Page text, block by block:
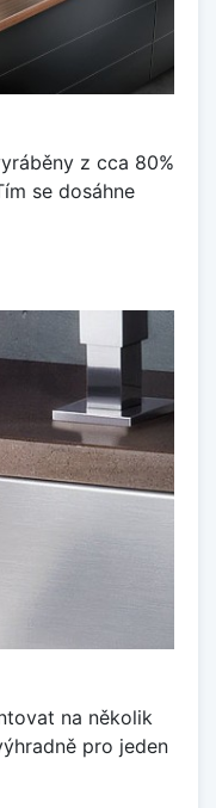
z cca 80%
se dosáhne
na několik
pro jeden